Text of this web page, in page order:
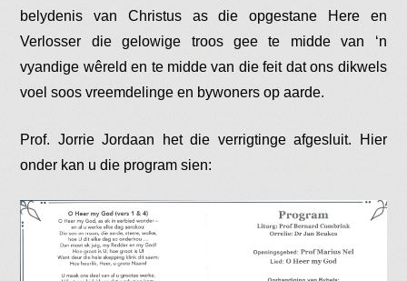
belydenis van Christus as die opgestane Here en
Verlosser die gelowige troos gee te midde van ‘n
vyandige wêreld en te midde van die feit dat ons dikwels
voel soos vreemdelinge en bywoners op aarde.
Prof. Jorrie Jordaan het die verrigtinge afgesluit. Hier
onder kan u die program sien: